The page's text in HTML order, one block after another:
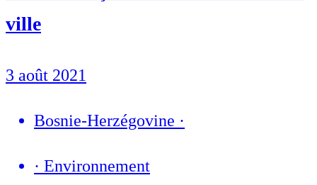
ville
3 août 2021
Bosnie-Herzégovine ·
· Environnement